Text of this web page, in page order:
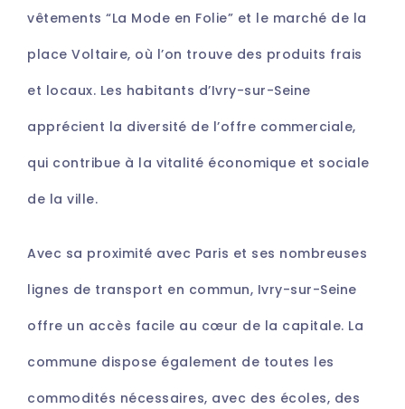
vêtements “La Mode en Folie” et le marché de la
place Voltaire, où l’on trouve des produits frais
et locaux. Les habitants d’Ivry-sur-Seine
apprécient la diversité de l’offre commerciale,
qui contribue à la vitalité économique et sociale
de la ville.
Avec sa proximité avec Paris et ses nombreuses
lignes de transport en commun, Ivry-sur-Seine
offre un accès facile au cœur de la capitale. La
commune dispose également de toutes les
commodités nécessaires, avec des écoles, des